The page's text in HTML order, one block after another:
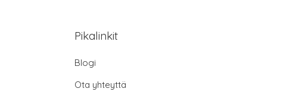
Pikalinkit
Blogi
Ota yhteyttä